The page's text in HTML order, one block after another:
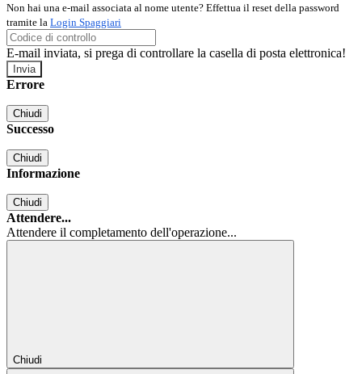
Non hai una e-mail associata al nome utente? Effettua il reset della password
tramite la Login Spaggiari
E-mail inviata, si prega di controllare la casella di posta elettronica!
Errore
Chiudi
Successo
Chiudi
Informazione
Chiudi
Attendere...
Attendere il completamento dell'operazione...
Chiudi